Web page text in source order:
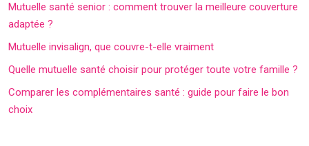
Mutuelle santé senior : comment trouver la meilleure couverture
adaptée ?
Mutuelle invisalign, que couvre-t-elle vraiment
Quelle mutuelle santé choisir pour protéger toute votre famille ?
Comparer les complémentaires santé : guide pour faire le bon
choix